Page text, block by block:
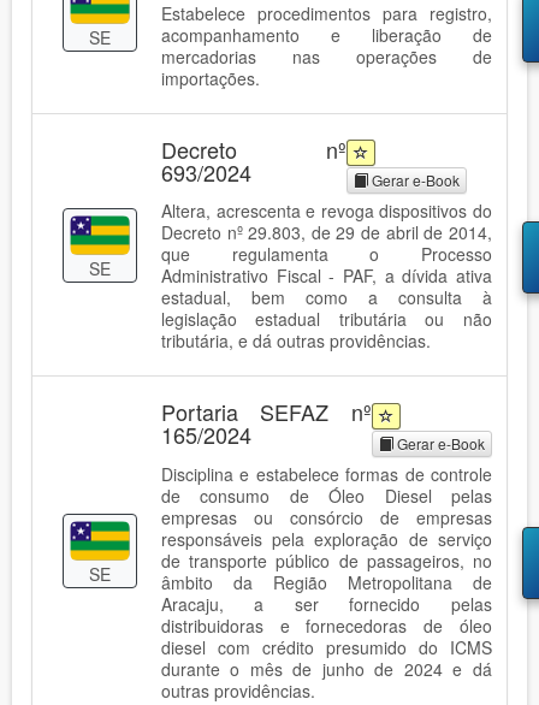
SE
Estabelece procedimentos para registro,
acompanhamento e liberação de
mercadorias nas operações de
importações.
SE
Decreto nº
693/2024 Gerar e-Book
Altera, acrescenta e revoga dispositivos do
Decreto nº 29.803, de 29 de abril de 2014,
que regulamenta o Processo
Administrativo Fiscal - PAF, a dívida ativa
estadual, bem como a consulta à
legislação estadual tributária ou não
tributária, e dá outras providências.
SE
Portaria SEFAZ nº
165/2024 Gerar e-Book
Disciplina e estabelece formas de controle
de consumo de Óleo Diesel pelas
empresas ou consórcio de empresas
responsáveis pela exploração de serviço
de transporte público de passageiros, no
âmbito da Região Metropolitana de
Aracaju, a ser fornecido pelas
distribuidoras e fornecedoras de óleo
diesel com crédito presumido do ICMS
durante o mês de junho de 2024 e dá
outras providências.